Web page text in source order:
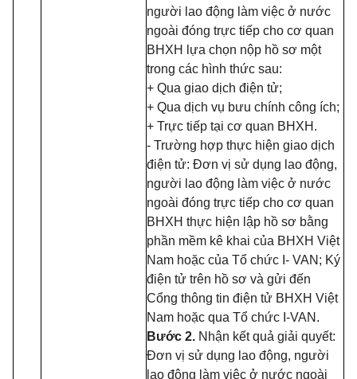
người lao động làm việc ở nước
ngoài đóng trực tiếp cho cơ quan
BHXH lựa chọn nộp hồ sơ một
trong các hình thức sau:
+ Qua giao dịch điện tử;
+ Qua dịch vụ bưu chính công ích;
+ Trực tiếp tại cơ quan BHXH.
- Trường hợp thực hiện giao dịch
điện tử: Đơn vị sử dụng lao động,
người lao động làm việc ở nước
ngoài đóng trực tiếp cho cơ quan
BHXH thực hiện lập hồ sơ bằng
phần mềm kê khai của BHXH Việt
Nam hoặc của Tổ chức I- VAN; Ký
điện tử trên hồ sơ và gửi đến
Cổng thông tin điện tử BHXH Việt
Nam hoặc qua Tổ chức I-VAN.
Bước 2. Nhận kết quả giải quyết:
Đơn vị sử dụng lao động, người
lao động làm việc ở nước ngoài